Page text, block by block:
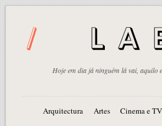
Hoje em dia já ninguém lá vai, aquilo
Arquitectura Artes Cinema e TV